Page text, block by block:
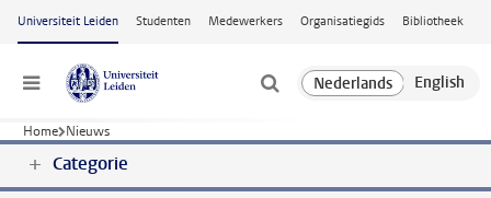
Ga naar hoofdinhoud
Universiteit Leiden Studenten Medewerkers Organisatiegids Bibliotheek
Menu
Home Nieuws
Categorie